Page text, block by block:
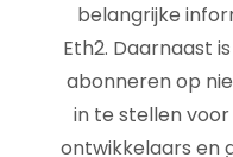
belangrijke
Eth2. Daarnaast
abonneren op
in te stellen
ontwikkelaars en